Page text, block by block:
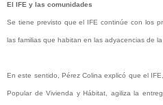
El IFE y las comunidades
Se tiene previsto que el IFE continúe con los
las familias que habitan en las adyacencias de
En este sentido, Pérez Colina explicó que el
Popular de Vivienda y Hábitat, agiliza la